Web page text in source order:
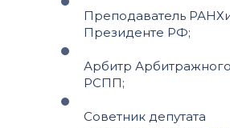
Преподаватель
Президенте РФ;
Арбитр
РСПП;
Советник депутата